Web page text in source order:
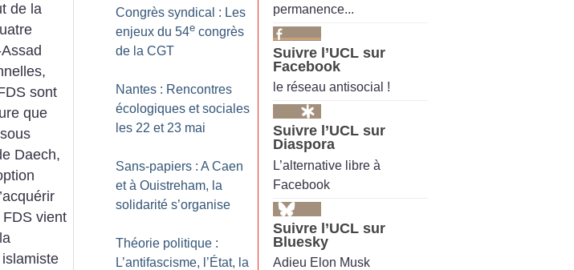
de la
sont
que
Daech,
FDS vient
islamiste
Congrès syndical : Les
enjeux du 54e congrès
de la CGT
Nantes : Rencontres
écologiques et sociales
les 22 et 23 mai
Sans-papiers : A Caen
et à Ouistreham, la
solidarité s’organise
Théorie politique :
L’antifascisme, l’État, la
permanence...
Suivre l’UCL sur
Facebook
le réseau antisocial !
Suivre l’UCL sur
Diaspora
L’alternative libre à
Facebook
Suivre l’UCL sur
Bluesky
Adieu Elon Musk